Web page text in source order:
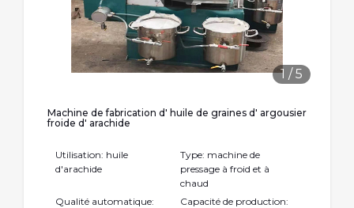
1 /5
Machine de fabrication d' huile de graines d' argousier
froide d' arachide
Utilisation: huile
d'arachide
Type: machine de
pressage à froid et à
chaud
Qualité automatique:
Capacité de production: